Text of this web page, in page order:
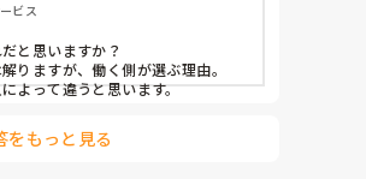
ビス
と思いますか？
りますが、働く側が選ぶ理由。
よって違うと思います。
て、数個あげられる理由を書いた
をもっと見る